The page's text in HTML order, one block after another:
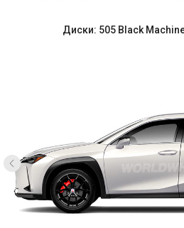
Диски: 505 Black